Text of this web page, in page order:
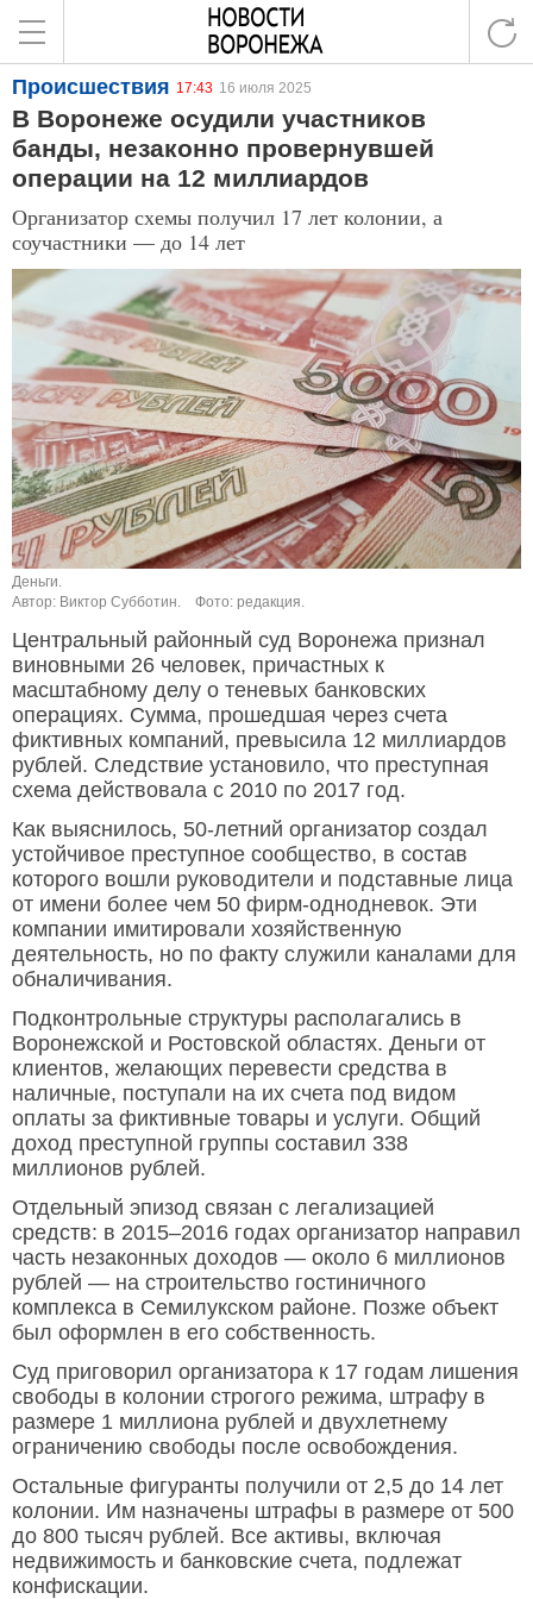
Происшествия 17:43 16 июля 2025
В Воронеже осудили участников
банды, незаконно провернувшей
операции на 12 миллиардов
Организатор схемы получил 17 лет колонии, а
соучастники — до 14 лет
Деньги.
Автор: Виктор Субботин.
Фото: редакция.
Центральный районный суд Воронежа признал
виновными 26 человек, причастных к
масштабному делу о теневых банковских
операциях. Сумма, прошедшая через счета
фиктивных компаний, превысила 12 миллиардов
рублей. Следствие установило, что преступная
схема действовала с 2010 по 2017 год.
Как выяснилось, 50-летний организатор создал
устойчивое преступное сообщество, в состав
которого вошли руководители и подставные лица
от имени более чем 50 фирм-однодневок. Эти
компании имитировали хозяйственную
деятельность, но по факту служили каналами для
обналичивания.
Подконтрольные структуры располагались в
Воронежской и Ростовской областях. Деньги от
клиентов, желающих перевести средства в
наличные, поступали на их счета под видом
оплаты за фиктивные товары и услуги. Общий
доход преступной группы составил 338
миллионов рублей.
Отдельный эпизод связан с легализацией
средств: в 2015–2016 годах организатор направил
часть незаконных доходов — около 6 миллионов
рублей — на строительство гостиничного
комплекса в Семилукском районе. Позже объект
был оформлен в его собственность.
Суд приговорил организатора к 17 годам лишения
свободы в колонии строгого режима, штрафу в
размере 1 миллиона рублей и двухлетнему
ограничению свободы после освобождения.
Остальные фигуранты получили от 2,5 до 14 лет
колонии. Им назначены штрафы в размере от 500
до 800 тысяч рублей. Все активы, включая
недвижимость и банковские счета, подлежат
конфискации.